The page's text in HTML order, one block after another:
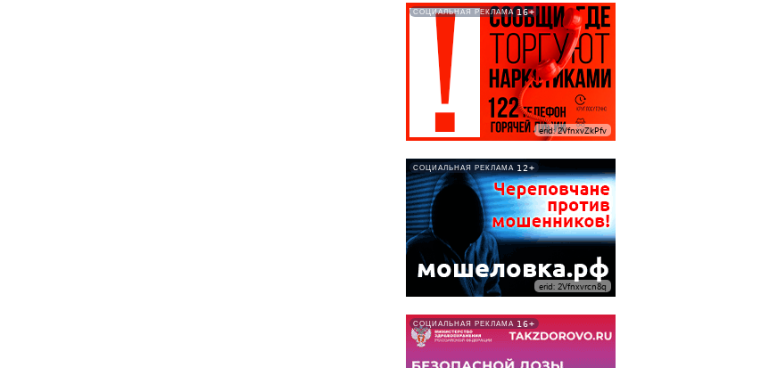
СОЦИАЛЬНАЯ РЕКЛАМА 16+
erid: 2VfnxvZkPfv
СОЦИАЛЬНАЯ РЕКЛАМА 12+
erid: 2Vfnxvrcn8q
СОЦИАЛЬНАЯ РЕКЛАМА 16+